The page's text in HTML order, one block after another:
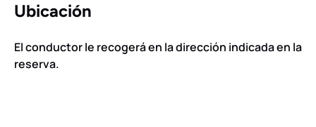
Ubicación
El conductor le recogerá en la dirección indicada en la
reserva.